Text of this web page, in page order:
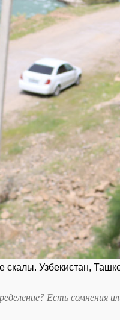
Узбекистан,
Есть сомнения